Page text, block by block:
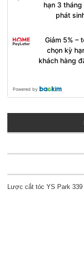
hạn 3
phát
Giảm 5% –
chọn kỳ
khách hàng
Powered by
Lược cắt tóc YS Park 339